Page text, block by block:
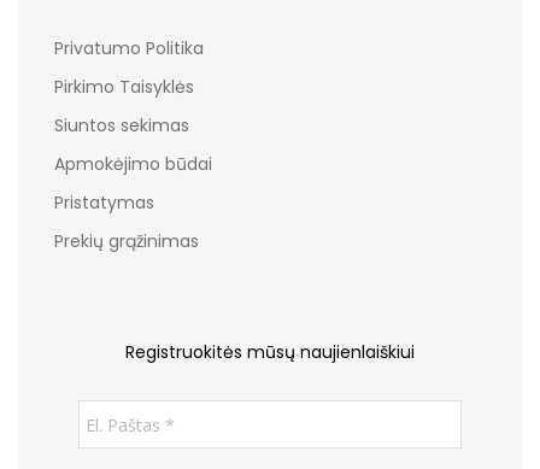
Privatumo Politika
Pirkimo Taisyklės
Siuntos sekimas
Apmokėjimo būdai
Pristatymas
Prekių grąžinimas
Registruokitės mūsų naujienlaiškiui